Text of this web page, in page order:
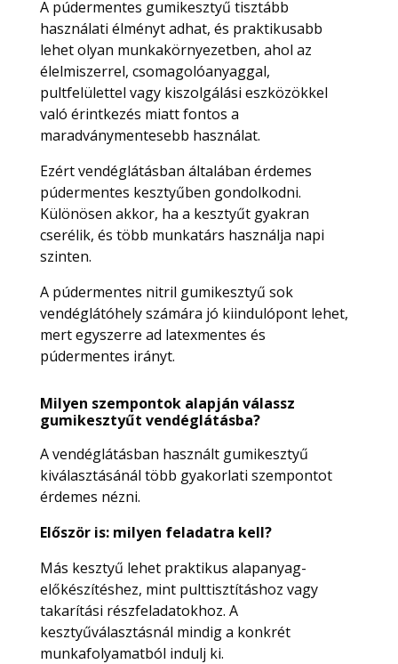
A púdermentes gumikesztyű tisztább
használati élményt adhat, és praktikusabb
lehet olyan munkakörnyezetben, ahol az
élelmiszerrel, csomagolóanyaggal,
pultfelülettel vagy kiszolgálási eszközökkel
való érintkezés miatt fontos a
maradványmentesebb használat.
Ezért vendéglátásban általában érdemes
púdermentes kesztyűben gondolkodni.
Különösen akkor, ha a kesztyűt gyakran
cserélik, és több munkatárs használja napi
szinten.
A púdermentes nitril gumikesztyű sok
vendéglátóhely számára jó kiindulópont lehet,
mert egyszerre ad latexmentes és
púdermentes irányt.
Milyen szempontok alapján válassz
gumikesztyűt vendéglátásba?
A vendéglátásban használt gumikesztyű
kiválasztásánál több gyakorlati szempontot
érdemes nézni.
Először is: milyen feladatra kell?
Más kesztyű lehet praktikus alapanyag-
előkészítéshez, mint pulttisztításhoz vagy
takarítási részfeladatokhoz. A
kesztyűválasztásnál mindig a konkrét
munkafolyamatból indulj ki.